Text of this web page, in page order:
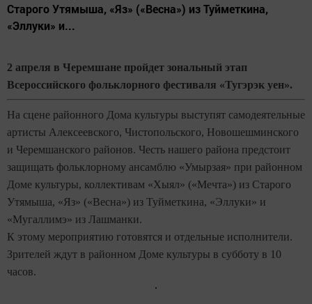
Старого Утямыша, «Яз» («Весна») из Туйметкина,
«Эллуки» и...
2 апреля в Черемшане пройдет зональный этап
Всероссийского фольклорного фестиваля «Тугэрэк уен».
На сцене районного Дома культуры выступят самодеятельные
артисты Алексеевского, Чистопольского, Новошешминского
и Черемшанского районов. Честь нашего района предстоит
защищать фольклорному ансамблю «Умырзая» при районном
Доме культуры, коллективам «Хыял» («Мечта») из Старого
Утямыша, «Яз» («Весна») из Туйметкина, «Эллуки» и
«Мугаллимэ» из Лашманки.
К этому мероприятию готовятся и отдельные исполнители.
Зрителей ждут в районном Доме культуры в субботу в 10
часов.